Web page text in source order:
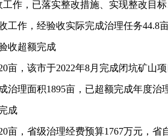
，已落实整改措施、实现整改目标
作，经验收实际完成治理任务44.8
收超额完成
，该市于2022年8月完成闭坑矿山
理面积1895亩，已超额完成年度治
成
，省级治理经费预算1767万元，省